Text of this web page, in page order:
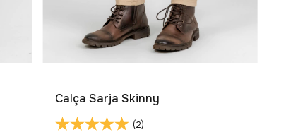
Calça Sarja Skinny
(2)